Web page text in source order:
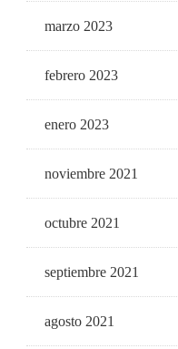
marzo 2023
febrero 2023
enero 2023
noviembre 2021
octubre 2021
septiembre 2021
agosto 2021